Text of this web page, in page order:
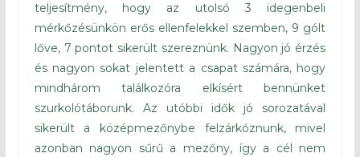
teljesítmény, hogy az utolsó 3 idegenbeli
mérkőzésünkön erős ellenfelekkel szemben, 9 gólt
lőve, 7 pontot sikerült szereznünk. Nagyon jó érzés
és nagyon sokat jelentett a csapat számára, hogy
mindhárom találkozóra elkísért bennünket
szurkolótáborunk. Az utóbbi idők jó sorozatával
sikerült a középmezőnybe felzárkóznunk, mivel
azonban nagyon sűrű a mezőny, így a cél nem